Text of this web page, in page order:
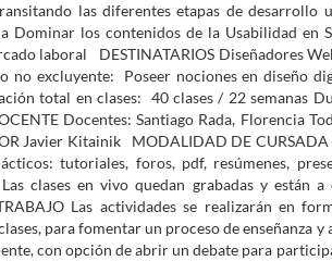
las diferentes etapas de
Dominar los contenidos de la Usabilidad
laboral DESTINATARIOS Diseñadores
no excluyente: Poseer nociones en diseño
total en clases: 40 clases / 22 semanas
Docentes: Santiago Rada, Florencia
Javier Kitainik MODALIDAD DE
tutoriales, foros, pdf, resúmenes,
clases en vivo quedan grabadas y
Las actividades se realizarán en
para fomentar un proceso de enseñanza
con opción de abrir un debate para